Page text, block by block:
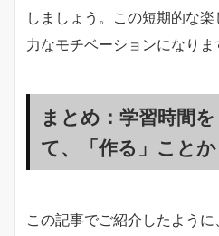
しましょう。この短期的な
力なモチベーションになりま
まとめ：学習時間
て、「作る」こと
この記事でご紹介したよう